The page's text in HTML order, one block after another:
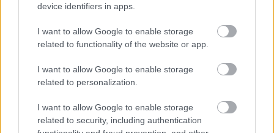
device identifiers in apps.
I want to allow Google to enable storage
related to functionality of the website or app.
I want to allow Google to enable storage
related to personalization.
I want to allow Google to enable storage
related to security, including authentication
FOTO. “Vai tas ir normāli?”
Guntars veikalā nopērk
tomātu, taču, pārgriežot to